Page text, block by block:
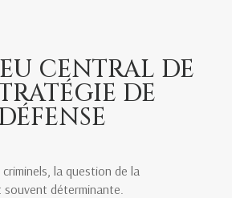
CENTRAL DE
DE
la question de la
déterminante.